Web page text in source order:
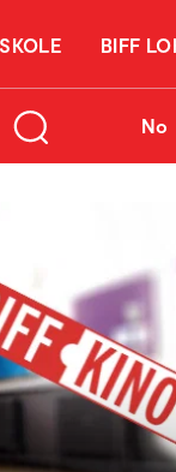
BIFF
No